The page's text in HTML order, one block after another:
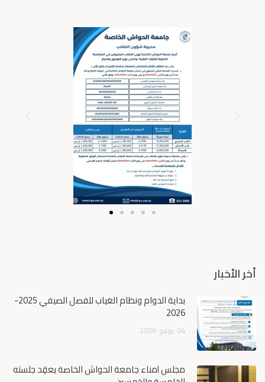
أخر الأخبار
بداية الدوام ونظام الغياب للفصل الصيفي 2025-
2026
04 يونيو 2026
مجلس أمناء جامعة الحواش الخاصة يعقِد جلسته